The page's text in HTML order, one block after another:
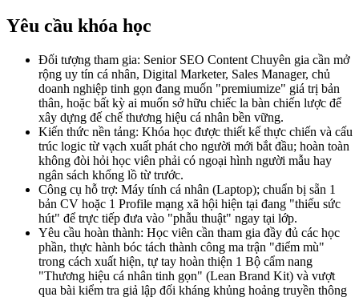
Yêu cầu khóa học
Đối tượng tham gia: Senior SEO Content Chuyên gia cần mở
rộng uy tín cá nhân, Digital Marketer, Sales Manager, chủ
doanh nghiệp tinh gọn đang muốn "premiumize" giá trị bản
thân, hoặc bất kỳ ai muốn sở hữu chiếc la bàn chiến lược để
xây dựng đế chế thương hiệu cá nhân bền vững.
Kiến thức nền tảng: Khóa học được thiết kế thực chiến và cấu
trúc logic từ vạch xuất phát cho người mới bắt đầu; hoàn toàn
không đòi hỏi học viên phải có ngoại hình người mẫu hay
ngân sách khổng lồ từ trước.
Công cụ hỗ trợ: Máy tính cá nhân (Laptop); chuẩn bị sẵn 1
bản CV hoặc 1 Profile mạng xã hội hiện tại đang "thiếu sức
hút" để trực tiếp đưa vào "phẫu thuật" ngay tại lớp.
Yêu cầu hoàn thành: Học viên cần tham gia đầy đủ các học
phần, thực hành bóc tách thành công ma trận "điểm mù"
trong cách xuất hiện, tự tay hoàn thiện 1 Bộ cẩm nang
"Thương hiệu cá nhân tinh gọn" (Lean Brand Kit) và vượt
qua bài kiểm tra giả lập đối kháng khủng hoảng truyền thông